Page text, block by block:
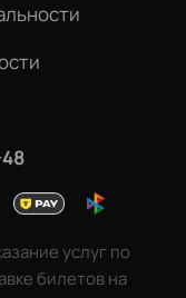
услуг по
билетов на